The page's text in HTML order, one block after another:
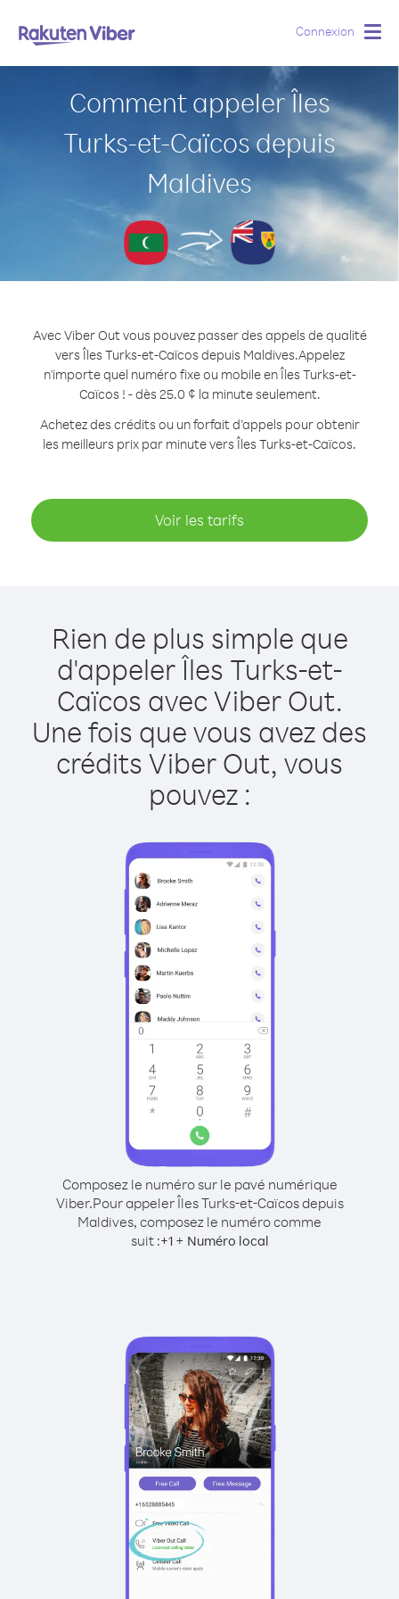
Connexion
Comment appeler Îles
Turks-et-Caïcos depuis
Maldives
Avec Viber Out vous pouvez passer des appels de qualité
vers Îles Turks-et-Caïcos depuis Maldives.Appelez
n'importe quel numéro fixe ou mobile en Îles Turks-et-
Caïcos ! - dès 25.0 ¢ la minute seulement.
Achetez des crédits ou un forfait d’appels pour obtenir
les meilleurs prix par minute vers Îles Turks-et-Caïcos.
Voir les tarifs
Rien de plus simple que
d'appeler Îles Turks-et-
Caïcos avec Viber Out.
Une fois que vous avez des
crédits Viber Out, vous
pouvez :
Composez le numéro sur le pavé numérique
Viber.Pour appeler Îles Turks-et-Caïcos depuis
Maldives, composez le numéro comme
suit :+1+ Numéro local